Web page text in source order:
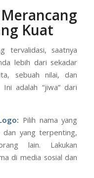
Kuat
tervalidasi, saatnya
lebih dari sekadar
sebuah nilai, dan
adalah “jiwa” dari
Pilih nama yang
dan yang terpenting,
lain. Lakukan
di media sosial dan